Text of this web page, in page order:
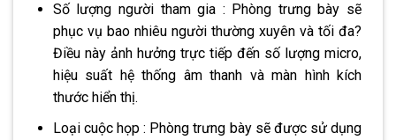
Số lượng người tham gia : Phòng trưng bày sẽ
phục vụ bao nhiêu người thường xuyên và tối đa?
Điều này ảnh hưởng trực tiếp đến số lượng micro,
hiệu suất hệ thống âm thanh và màn hình kích
thước hiển thị.
Loại cuộc họp : Phòng trưng bày sẽ được sử dụng